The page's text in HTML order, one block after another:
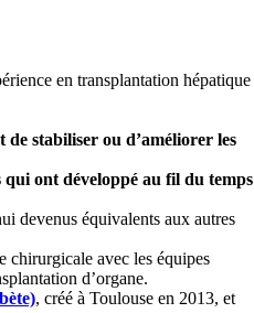
en transplantation hépatique
stabiliser ou d’améliorer les
qui ont développé au fil du temps
devenus équivalents aux autres
chirurgicale avec les équipes
d’organe.
, créé à Toulouse en 2013, et